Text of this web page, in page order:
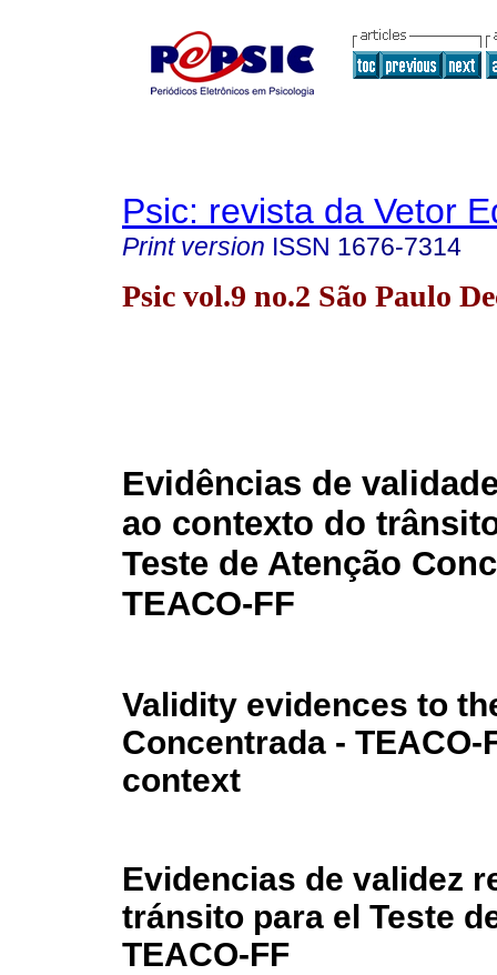
Psic: revista da Vetor
Print version ISSN 1676-7314
Psic vol.9 no.2 São Paulo
Evidências de
ao contexto do
Teste de Atenção
TEACO-FF
Validity evidences to
Concentrada -
context
Evidencias de validez
tránsito para el Teste
TEACO-FF